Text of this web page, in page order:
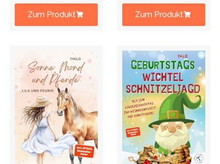
Zum Produkt Zum Produkt